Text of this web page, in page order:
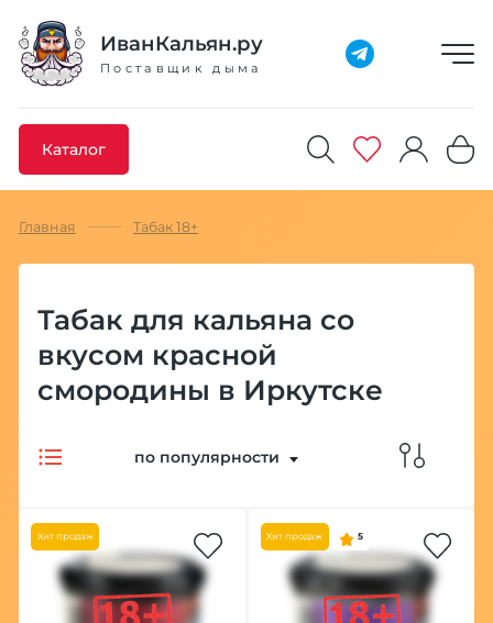
ИванКальян.ру
Поставщик дыма
Каталог
Добавлено максимальное кол-во товара
Главная Табак 18+
Табак для кальяна со
вкусом красной
смородины в Иркутске
по популярности
Хит продаж Хит продаж 5